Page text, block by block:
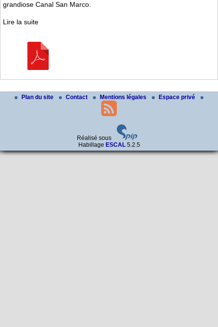
grandiose Canal San Marco.
Lire la suite
Plan du site Contact Mentions légales Espace privé
Réalisé sous
Habillage ESCAL5.2.5